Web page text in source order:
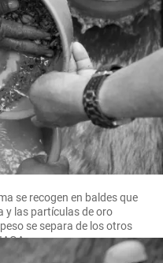
se recogen en baldes que
y las partículas de oro
se separa de los otros